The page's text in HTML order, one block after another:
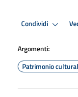
Condividi
Argomenti:
Patrimonio